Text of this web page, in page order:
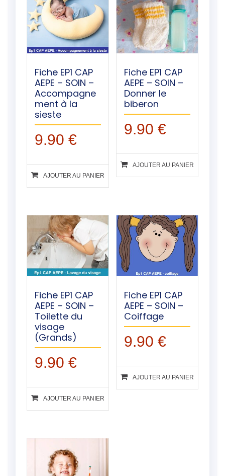
Fiche EP1 CAP
AEPE – SOIN –
Accompagne
ment à la
sieste
9.90 €
AJOUTER AU PANIER
Fiche EP1 CAP
AEPE – SOIN –
Donner le
biberon
9.90 €
AJOUTER AU PANIER
Fiche EP1 CAP
AEPE – SOIN –
Toilette du
visage
(Grands)
9.90 €
AJOUTER AU PANIER
Fiche EP1 CAP
AEPE – SOIN –
Coiffage
9.90 €
AJOUTER AU PANIER